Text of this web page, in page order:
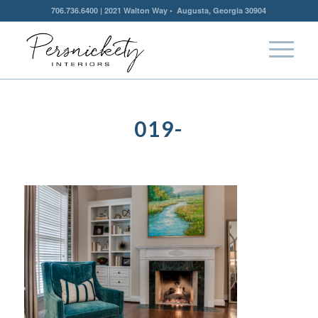
706.736.6400 | 2021 Walton Way • Augusta, Georgia 30904
019-